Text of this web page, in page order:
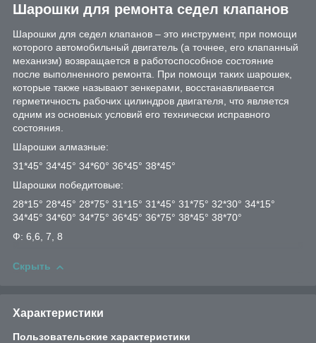
Шарошки для ремонта седел клапанов
Шарошки для седел клапанов – это инструмент, при помощи
которого автомобильный двигатель (а точнее, его клапанный
механизм) возвращается в работоспособное состояние
после выполненного ремонта. При помощи таких шарошек,
которые также называют зенкерами, восстанавливается
герметичность рабочих цилиндров двигателя, что является
одним из основных условий его технически исправного
состояния.
Шарошки алмазные:
31*45° 34*45° 34*60° 36*45° 38*45°
Шарошки победитовые:
28*15° 28*45° 28*75° 31*15° 31*45° 31*75° 32*30° 34*15°
34*45° 34*60° 34*75° 36*45° 36*75° 38*45° 38*70°
Ф: 6,6, 7, 8
Скрыть
Характеристики
Пользовательские характеристики